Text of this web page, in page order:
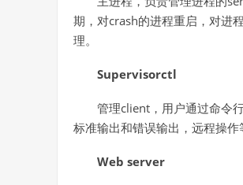
期，对crash的进程重启，对进
理。
Supervisorctl
管理client，用户通过命令
标准输出和错误输出，远程操作
Web server